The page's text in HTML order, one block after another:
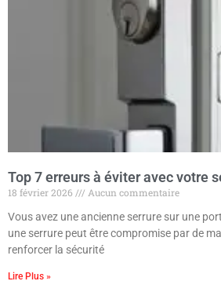
Top 7 erreurs à éviter avec votre
18 février 2026
Aucun commentaire
Vous avez une ancienne serrure sur une
une serrure peut être compromise par de
renforcer la sécurité
Lire Plus »